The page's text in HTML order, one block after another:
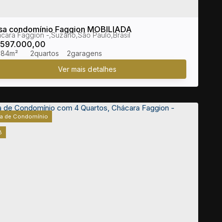
condomínio Faggion MOBILIADA
597.000,00
Faggion ,Suzano,São Paulo,Brasil
2
84m² 2
de Condomínio